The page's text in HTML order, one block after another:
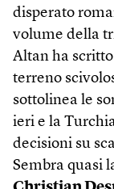
disperato
volume della
Altan ha
terreno
sottolinea le
ieri e la
decisioni su
Sembra quasi